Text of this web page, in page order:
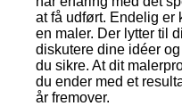
at få udført. Endelig
en maler. Der lytter til
diskutere dine idéer
du sikre. At dit
du ender med et
år fremover.